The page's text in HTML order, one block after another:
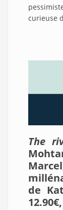
curieuse
The
de